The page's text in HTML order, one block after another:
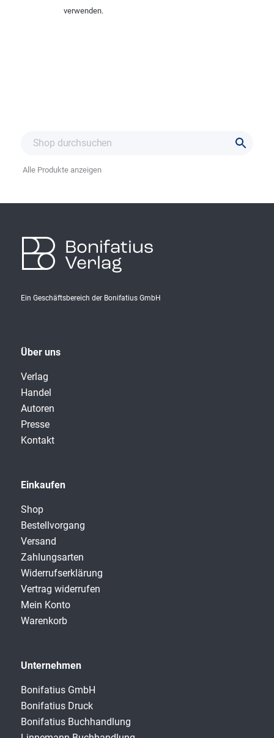
verwenden.
Alle Produkte anzeigen
Bonifatius
Verlag
Ein Geschäftsbereich der Bonifatius GmbH
Über uns
Verlag
Handel
Autoren
Presse
Kontakt
Einkaufen
Shop
Bestellvorgang
Versand
Zahlungsarten
Widerrufserklärung
Vertrag widerrufen
Mein Konto
Warenkorb
Unternehmen
Bonifatius GmbH
Bonifatius Druck
Bonifatius Buchhandlung